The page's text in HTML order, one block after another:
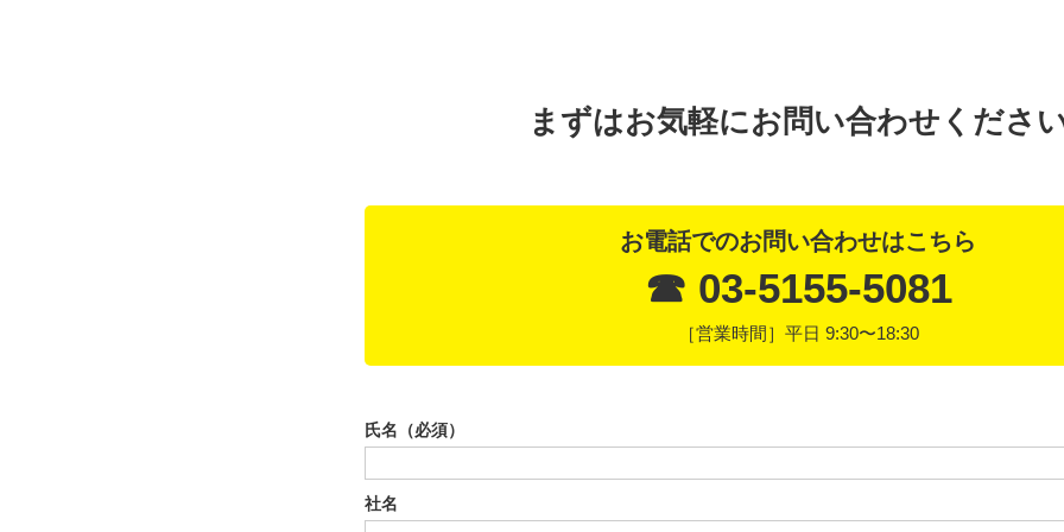
まずはお気軽にお問い合わせくださ
お電話でのお問い合わせはこちら
☎ 03-5155-5081
［営業時間］平日 9:30〜18:30
氏名（必須）
社名